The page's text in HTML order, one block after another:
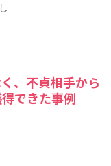
、不貞相手から
できた事例